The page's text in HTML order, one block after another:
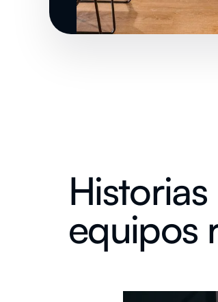
Historias
equipos